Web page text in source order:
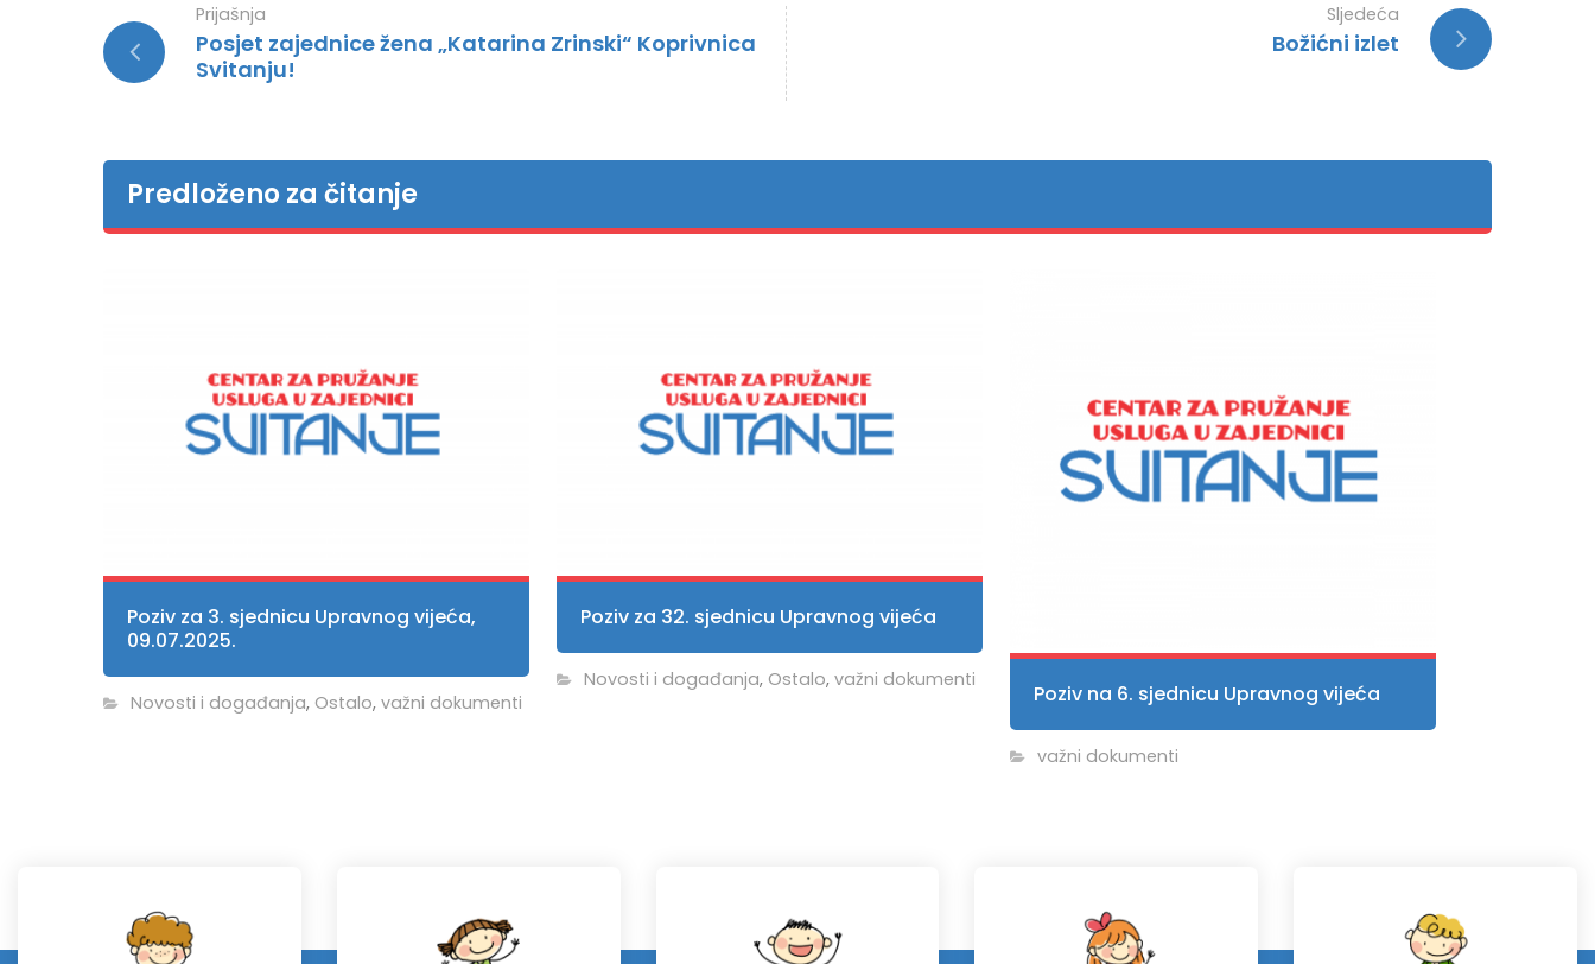
Prijašnja
Posjet zajednice žena „Katarina Zrinski“ Koprivnica
Svitanju!
Sljedeća
Božićni izlet
Predloženo za čitanje
Poziv za 3. sjednicu Upravnog vijeća,
09.07.2025.
Novosti i događanja, Ostalo, važni dokumenti
Poziv za 32. sjednicu Upravnog vijeća
Novosti i događanja, Ostalo,važni dokumenti
Poziv na 6. sjednicu Upravnog vijeća
važni dokumenti